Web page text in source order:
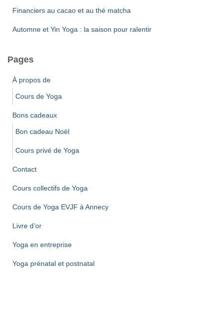
Financiers au cacao et au thé matcha
Automne et Yin Yoga : la saison pour ralentir
Pages
À propos de
Cours de Yoga
Bons cadeaux
Bon cadeau Noël
Cours privé de Yoga
Contact
Cours collectifs de Yoga
Cours de Yoga EVJF à Annecy
Livre d’or
Yoga en entreprise
Yoga prénatal et postnatal